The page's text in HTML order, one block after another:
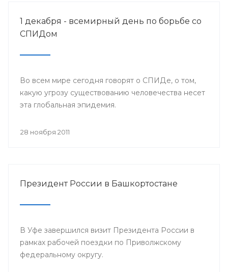
выбираем здоровый образ жизни».
1 декабря - всемирный день по борьбе со
СПИДом
Во всем мире сегодня говорят о СПИДе, о том,
какую угрозу существованию человечества несет
эта глобальная эпидемия.
28 ноября 2011
Президент России в Башкортостане
В Уфе завершился визит Президента России в
рамках рабочей поездки по Приволжскому
федеральному округу.